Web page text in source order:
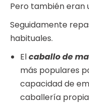
Pero también eran
Seguidamente
habituales.
Elcaballo de
más populares
capacidad de
caballería